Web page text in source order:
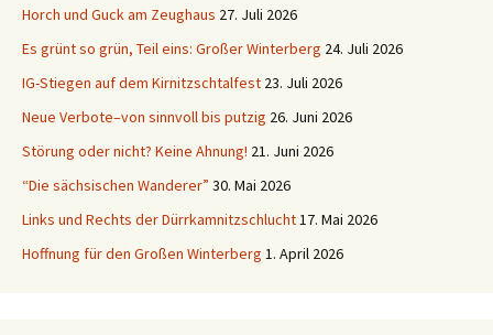
Horch und Guck am Zeughaus 27. Juli 2026
Es grünt so grün, Teil eins: Großer Winterberg 24. Juli 2026
IG-Stiegen auf dem Kirnitzschtalfest 23. Juli 2026
Neue Verbote–von sinnvoll bis putzig 26. Juni 2026
Störung oder nicht? Keine Ahnung! 21. Juni 2026
“Die sächsischen Wanderer” 30. Mai 2026
Links und Rechts der Dürrkamnitzschlucht17. Mai 2026
Hoffnung für den Großen Winterberg 1. April 2026